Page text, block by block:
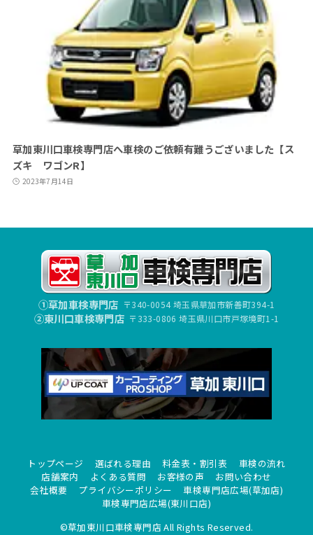
草加東川口車検専門店へ車検のご依頼有難うございました【ス
ズキ ワゴンR】
2023年7月14日
①草加車検専門店 〒340-0054 埼玉県草加市新善町394-1
②東川口車検専門店 〒333-0806 埼玉県川口市戸塚境町1-1
トップページ 選ばれる理由 料金表・割引表
車検の流れ
店舗案内
よくある質問 お客様の声
お問い合わせ
会社概要
プライバシーポリシー
車検専門店広場(草加店)
車検専門店広場(東川口店)
©草加東川口車検専門店 All Rights Reserved.